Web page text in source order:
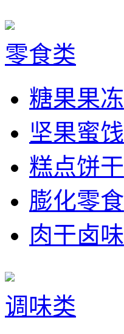
零食类
糖果果冻
坚果蜜饯
糕点饼干
膨化零食
肉干卤味
调味类